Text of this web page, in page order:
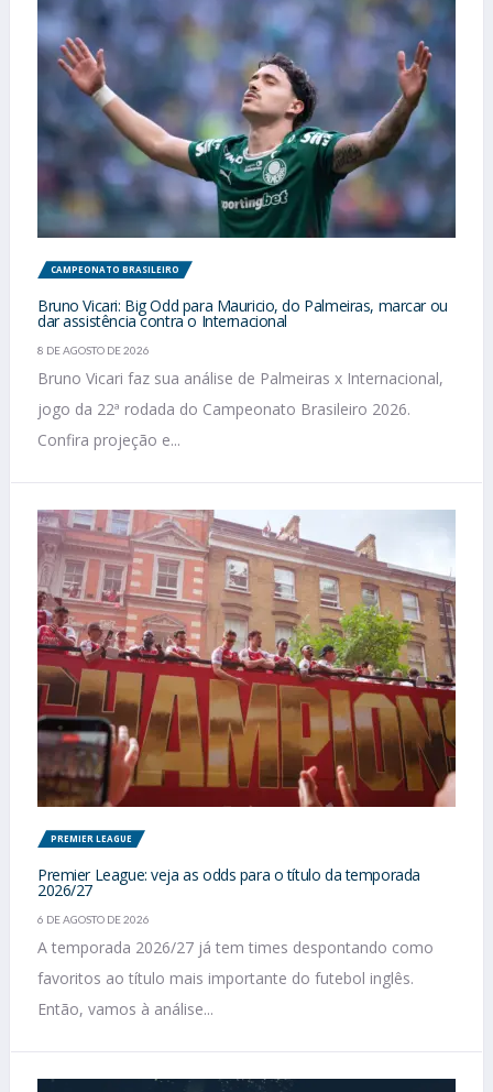
CAMPEONATO BRASILEIRO
Bruno Vicari: Big Odd para Mauricio, do Palmeiras, marcar ou
dar assistência contra o Internacional
8 DE AGOSTO DE 2026
Bruno Vicari faz sua análise de Palmeiras x Internacional,
jogo da 22ª rodada do Campeonato Brasileiro 2026.
Confira projeção e...
PREMIER LEAGUE
Premier League: veja as odds para o título da temporada
2026/27
6 DE AGOSTO DE 2026
A temporada 2026/27 já tem times despontando como
favoritos ao título mais importante do futebol inglês.
Então, vamos à análise...